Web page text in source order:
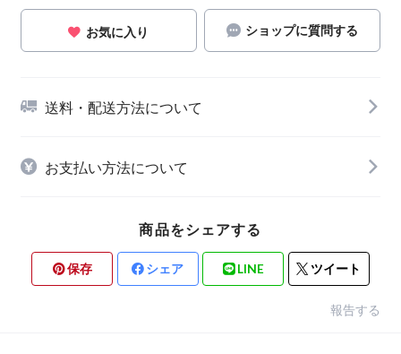
お気に入り ショップに質問する
送料・配送方法について
お支払い方法について
商品をシェアする
保存 シェア LINE ツイート
報告する